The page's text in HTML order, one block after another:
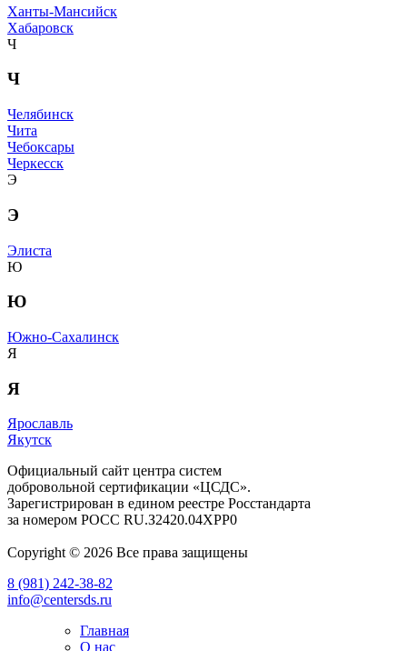
Ханты-Мансийск
Хабаровск
Ч
Ч
Челябинск
Чита
Чебоксары
Черкесск
Э
Э
Элиста
Ю
Ю
Южно-Сахалинск
Я
Я
Ярославль
Якутск
Официальный сайт центра систем
добровольной сертификации «ЦСДС».
Зарегистрирован в едином реестре Росстандарта
за номером РОСС RU.З2420.04ХРР0
Copyright © 2026 Все права защищены
8 (981) 242-38-82
info@centersds.ru
Главная
О нас